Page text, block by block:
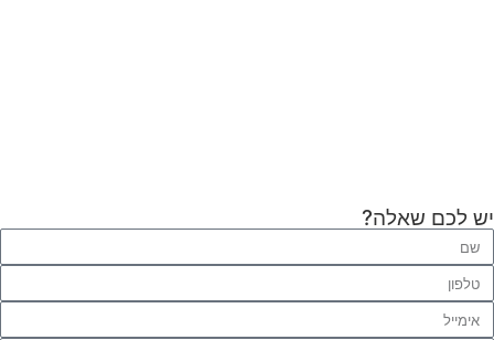
יש לכם שאלה?